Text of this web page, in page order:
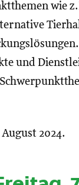
wie
und
2024.